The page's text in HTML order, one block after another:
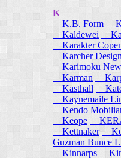
K
K.B. Form
Kaldewei
Karakter
Karcher Design
Karimoku New
Karman
Kasthall
Kaynemaile
Kendo
Keope
Kettnaker
Guzman Bunce
Kinnarps